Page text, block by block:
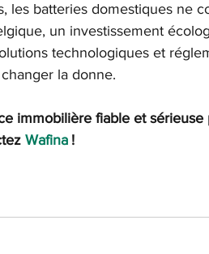
les batteries domestiques ne
un investissement
technologiques et
la donne.
immobilière fiable et
Wafina !